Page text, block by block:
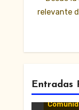
relevante
Entradas
prensa